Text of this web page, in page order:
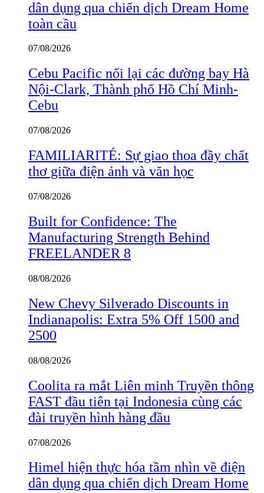
dân dụng qua chiến dịch Dream Home
toàn cầu
07/08/2026
Cebu Pacific nối lại các đường bay Hà
Nội-Clark, Thành phố Hồ Chí Minh-
Cebu
07/08/2026
FAMILIARITÉ: Sự giao thoa đầy chất
thơ giữa điện ảnh và văn học
07/08/2026
Built for Confidence: The
Manufacturing Strength Behind
FREELANDER 8
08/08/2026
New Chevy Silverado Discounts in
Indianapolis: Extra 5% Off 1500 and
2500
08/08/2026
Coolita ra mắt Liên minh Truyền thông
FAST đầu tiên tại Indonesia cùng các
đài truyền hình hàng đầu
07/08/2026
Himel hiện thực hóa tầm nhìn về điện
dân dụng qua chiến dịch Dream Home